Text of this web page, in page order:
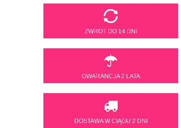
ZWROT DO 14 DNI
GWARANCJA 2 LATA
DOSTAWA W CIĄGU 2 DNI